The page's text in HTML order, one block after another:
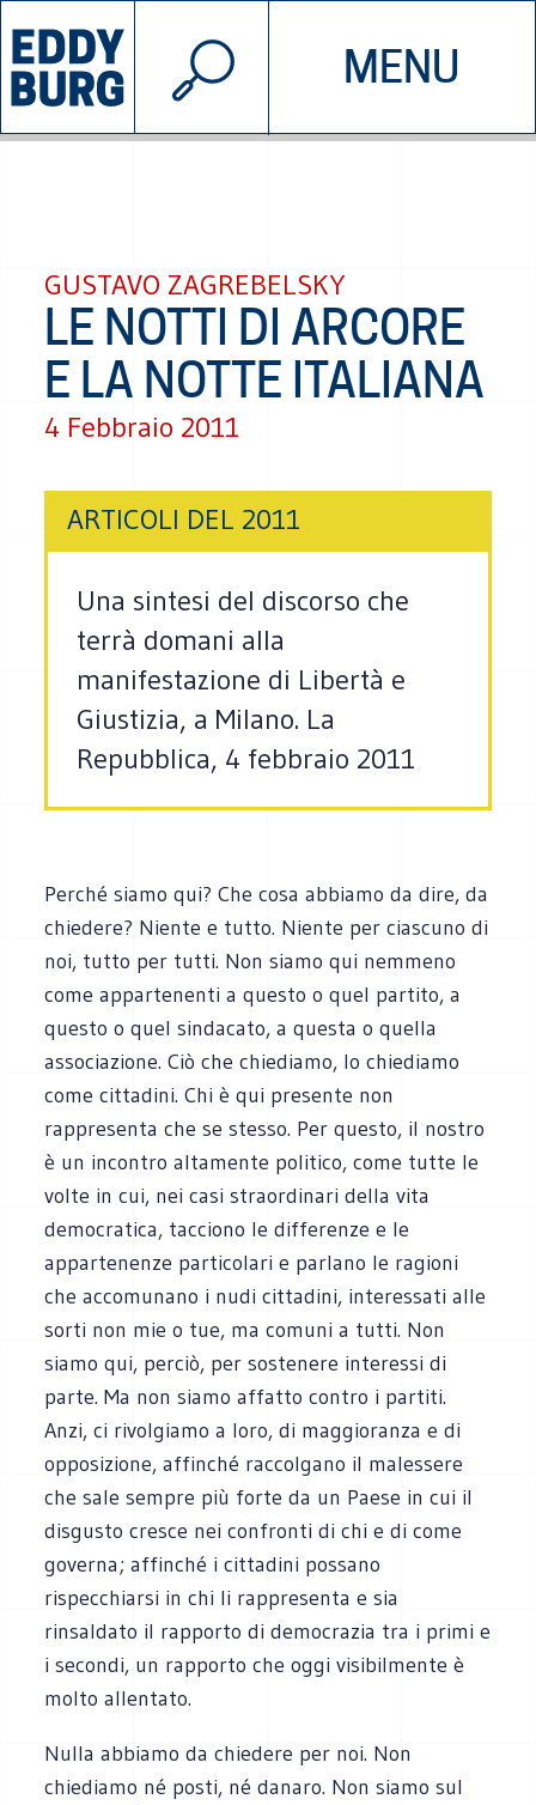
MENU
INIZIATIVE CHI SIAMO
© 2026 EDDYBURG
GUSTAVO ZAGREBELSKY
LE NOTTI DI ARCORE
E LA NOTTE ITALIANA
4 Febbraio 2011
ARTICOLI DEL 2011
Una sintesi del discorso che
terrà domani alla
manifestazione di Libertà e
Giustizia, a Milano. La
Repubblica, 4 febbraio 2011
Perché siamo qui? Che cosa abbiamo da dire, da
chiedere? Niente e tutto. Niente per ciascuno di
noi, tutto per tutti. Non siamo qui nemmeno
come appartenenti a questo o quel partito, a
questo o quel sindacato, a questa o quella
associazione. Ciò che chiediamo, lo chiediamo
come cittadini. Chi è qui presente non
rappresenta che se stesso. Per questo, il nostro
è un incontro altamente politico, come tutte le
volte in cui, nei casi straordinari della vita
democratica, tacciono le differenze e le
appartenenze particolari e parlano le ragioni
che accomunano i nudi cittadini, interessati alle
sorti non mie o tue, ma comuni a tutti. Non
siamo qui, perciò, per sostenere interessi di
parte. Ma non siamo affatto contro i partiti.
Anzi, ci rivolgiamo a loro, di maggioranza e di
opposizione, affinché raccolgano il malessere
che sale sempre più forte da un Paese in cui il
disgusto cresce nei confronti di chi e di come
governa; affinché i cittadini possano
rispecchiarsi in chi li rappresenta e sia
rinsaldato il rapporto di democrazia tra i primi e
i secondi, un rapporto che oggi visibilmente è
molto allentato.
Nulla abbiamo da chiedere per noi. Non
chiediamo né posti, né danaro. Non siamo sul